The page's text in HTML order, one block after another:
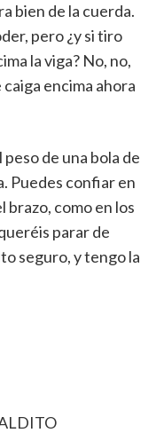
bien de la cuerda.
pero ¿y si tiro
la viga? No, no,
encima ahora
peso de una bola de
Puedes confiar en
brazo, como en los
parar de
seguro, y tengo la